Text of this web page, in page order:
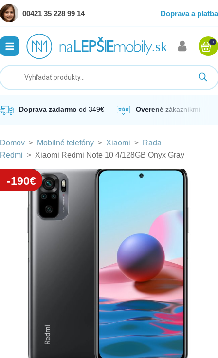
00421 35 228 99 14 Doprava a platba
0
Doprava zadarmo od 349€ Overené zákazníkmi
Domov > Mobilné telefóny > Xiaomi > Rada
Redmi > Xiaomi Redmi Note 10 4/128GB Onyx Gray
-190€